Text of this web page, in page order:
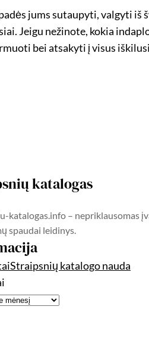
jums sutaupyti, valgyti iš
Jeigu nežinote, kokia
bei atsakyti į visus
katalogas
katalogas.info – nepriklausomas
spaudai leidinys.
Straipsnių katalogo nauda